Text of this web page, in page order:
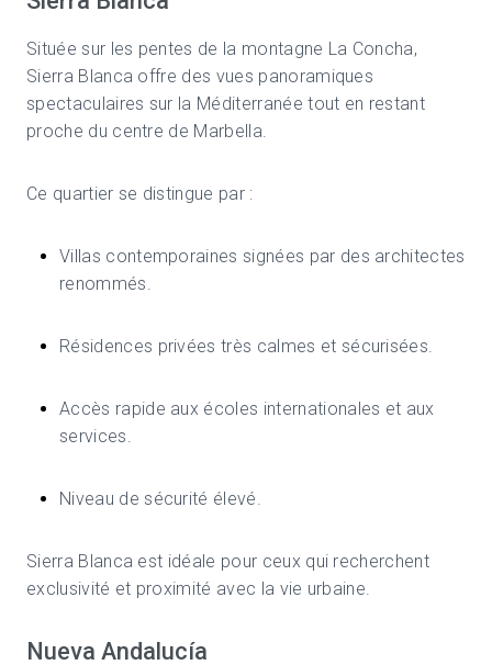
Située sur les pentes de la montagne La Concha,
Sierra Blanca offre des vues panoramiques
spectaculaires sur la Méditerranée tout en restant
proche du centre de Marbella.
Ce quartier se distingue par :
Villas contemporaines signées par des architectes
renommés.
Résidences privées très calmes et sécurisées.
Accès rapide aux écoles internationales et aux
services.
Niveau de sécurité élevé.
Sierra Blanca est idéale pour ceux qui recherchent
exclusivité et proximité avec la vie urbaine.
Nueva Andalucía